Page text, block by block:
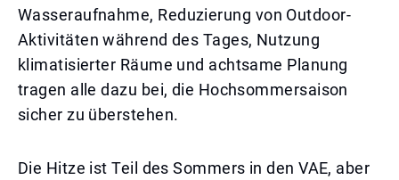
Wasseraufnahme, Reduzierung von Outdoor-
Aktivitäten während des Tages, Nutzung
klimatisierter Räume und achtsame Planung
tragen alle dazu bei, die Hochsommersaison
sicher zu überstehen.
Die Hitze ist Teil des Sommers in den VAE, aber